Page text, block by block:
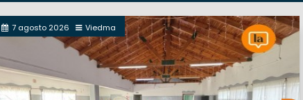
7 agosto 2026 Viedma